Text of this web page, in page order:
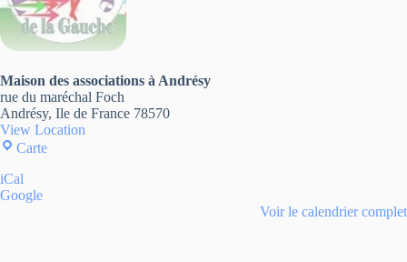
Maison des associations à Andrésy
rue du maréchal Foch
Andrésy, Ile de France 78570
View Location
Carte
iCal
Google
Voir le calendrier complet